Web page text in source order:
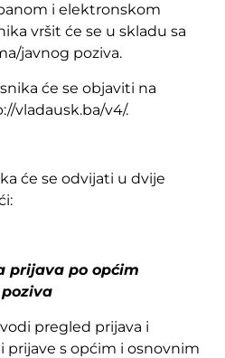
i elektronskom
vršit će se u skladu sa
javnog poziva.
će se objaviti na
vladausk.ba/v4/.
će se odvijati u dvije
prijava po općim
pregled prijava i
prijave s općim i osnovnim